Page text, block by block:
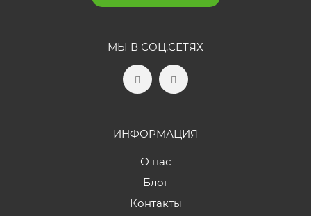
МЫ В СОЦ.СЕТЯХ
ИНФОРМАЦИЯ
О нас
Блог
Контакты